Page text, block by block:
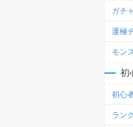
ガチ
運極
モン
初
初心
ラン